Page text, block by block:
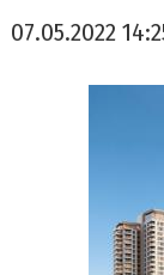
07.05.2022